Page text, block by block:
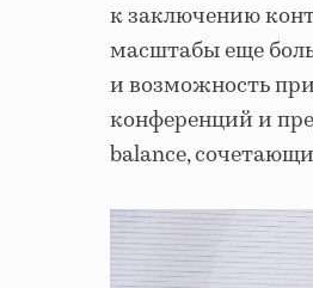
к заключению
масштабы еще
и возможность
конференций и
balance,